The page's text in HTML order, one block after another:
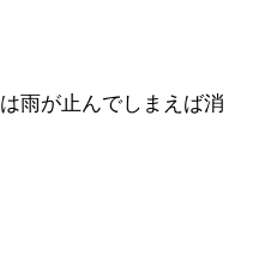
雨が止んでしまえば消